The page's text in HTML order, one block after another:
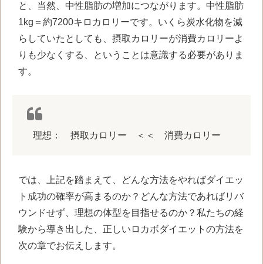
と、当然、中性脂肪の増加につながります。中性脂肪
1kg＝約7200キロカロリーです。いくら炭水化物を減
らしていたとしても、摂取カロリーが消費カロリーよ
りも少なくする、ということは意識する必要がありま
す。
理想： 摂取カロリー ＜＜ 消費カロリー
では、上記を踏まえて、どんな方法をやればダイエッ
ト成功の確率が高まるのか？どんな方法であればリバ
ウンドせず、理想の体型を目指せるのか？私たちの経
験から導き出した、正しいロカボダイエットの方法を
次の章でお伝えします。